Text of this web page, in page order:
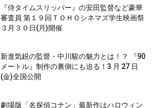
『侍タイムスリッパー』の安田監督など豪華
審査員 第１９回ＴＯＨＯシネマズ学生映画祭
３月３０日(月)開催
新進気鋭の監督・中川駿の魅力とは！？ 『90
メートル』制作の裏側にも迫る！3 月 27 日
(金)全国公開
劇場版「名探偵コナン」最新作はハロウィン